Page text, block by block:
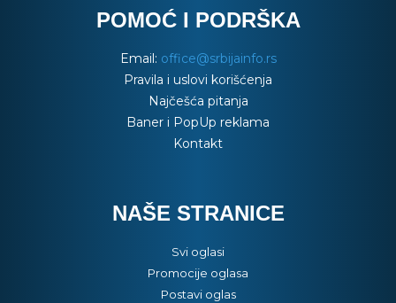
POMOĆ I PODRŠKA
Email: office@srbijainfo.rs
Pravila i uslovi korišćenja
Najčešća pitanja
Baner i PopUp reklama
Kontakt
NAŠE STRANICE
Svi oglasi
Promocije oglasa
Postavi oglas